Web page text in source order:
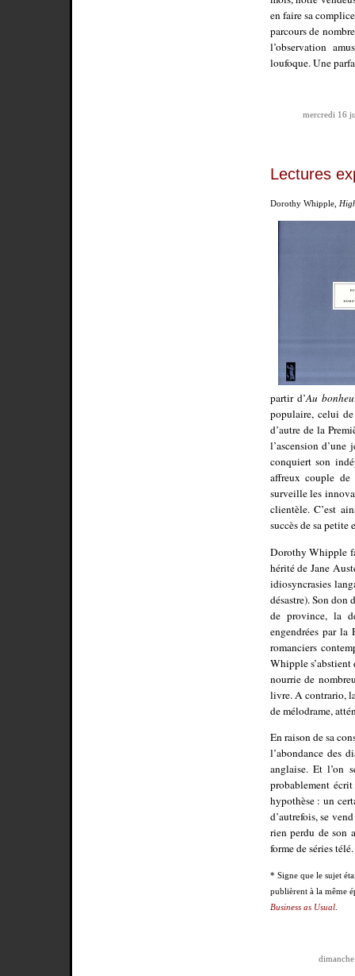
en faire sa
parcours de
l’observation
loufoque. Une
mercredi 16
Lectures
Dorothy Whipple,
partir d’Au
populaire, celui
d’autre de la
l’ascension d’une
conquiert son
affreux couple de
surveille les
clientèle. C’est
succès de sa petite
Dorothy Whipple
hérité de Jane
idiosyncrasies
désastre). Son don
de province, la
engendrées par la
romanciers
Whipple
nourrie de
livre. A contrario,
de mélodrame,
En raison de sa
l’abondance des
anglaise. Et l’on
probablement
hypothèse : un
d’autrefois, se
rien perdu de son
forme de séries télé.
* Signe que le sujet
publièrent à la même
Business as Usual.